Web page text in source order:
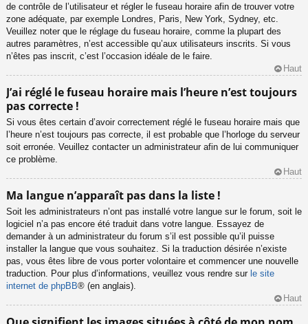
de contrôle de l’utilisateur et régler le fuseau horaire afin de trouver votre
zone adéquate, par exemple Londres, Paris, New York, Sydney, etc.
Veuillez noter que le réglage du fuseau horaire, comme la plupart des
autres paramètres, n’est accessible qu’aux utilisateurs inscrits. Si vous
n’êtes pas inscrit, c’est l’occasion idéale de le faire.
Haut
J’ai réglé le fuseau horaire mais l’heure n’est toujours
pas correcte !
Si vous êtes certain d’avoir correctement réglé le fuseau horaire mais que
l’heure n’est toujours pas correcte, il est probable que l’horloge du serveur
soit erronée. Veuillez contacter un administrateur afin de lui communiquer
ce problème.
Haut
Ma langue n’apparaît pas dans la liste !
Soit les administrateurs n’ont pas installé votre langue sur le forum, soit le
logiciel n’a pas encore été traduit dans votre langue. Essayez de
demander à un administrateur du forum s’il est possible qu’il puisse
installer la langue que vous souhaitez. Si la traduction désirée n’existe
pas, vous êtes libre de vous porter volontaire et commencer une nouvelle
traduction. Pour plus d’informations, veuillez vous rendre sur le site
internet de phpBB® (en anglais).
Haut